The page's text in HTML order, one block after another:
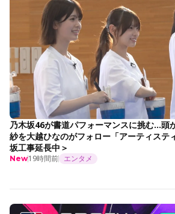
乃木坂46が書道パフォーマンスに挑む…頭
紗を大越ひなのがフォロー「アーティステ
坂工事延長中＞
New19時間前 エンタメ